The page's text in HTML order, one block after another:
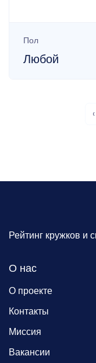
Пол
Любой
‹
Рейтинг кружков и
О нас
О проекте
Контакты
Миссия
Вакансии